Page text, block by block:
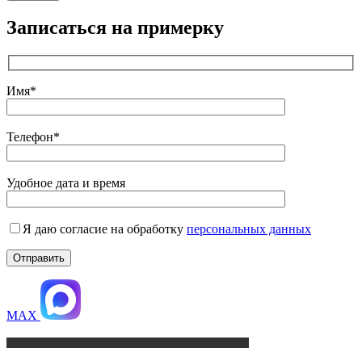
Записаться на примерку
Имя*
Телефон*
Удобное дата и время
Я даю согласие на обработку персональных данных
MAX